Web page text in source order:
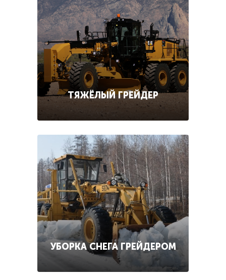
ТЯЖЁЛЫЙ ГРЕЙДЕР
УБОРКА СНЕГА ГРЕЙДЕРОМ